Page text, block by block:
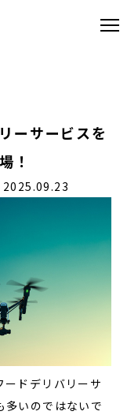
ーサービスを
！
2025.09.23
ードデリバリーサ
多いのではないで